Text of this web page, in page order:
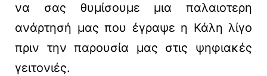
να σας θυμίσουμε μια παλαιοτερη
ανάρτησή μας που έγραψε η Κάλη λίγο
πριν την παρουσία μας στις ψηφιακές
γειτονιές.